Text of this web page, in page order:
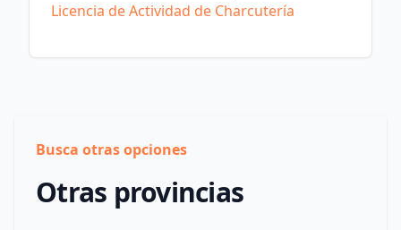
Licencia de Actividad de Charcutería
Busca otras opciones
Otras provincias